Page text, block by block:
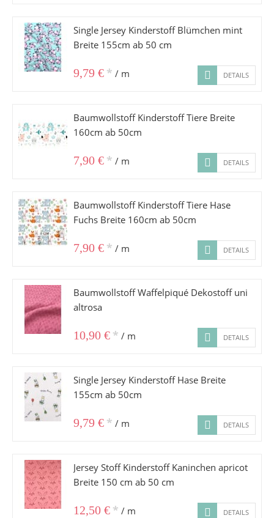
Single Jersey Kinderstoff Blümchen mint
Breite 155cm ab 50 cm
9,79 € * / m DETAILS
Baumwollstoff Kinderstoff Tiere Breite
160cm ab 50cm
7,90 € * / m DETAILS
Baumwollstoff Kinderstoff Tiere Hase
Fuchs Breite 160cm ab 50cm
7,90 € * / m DETAILS
Baumwollstoff Waffelpiqué Dekostoff uni
altrosa
10,90 € * / m DETAILS
Single Jersey Kinderstoff Hase Breite
155cm ab 50cm
9,79 € * / m DETAILS
Jersey Stoff Kinderstoff Kaninchen apricot
Breite 150 cm ab 50 cm
12,50 € * / m DETAILS